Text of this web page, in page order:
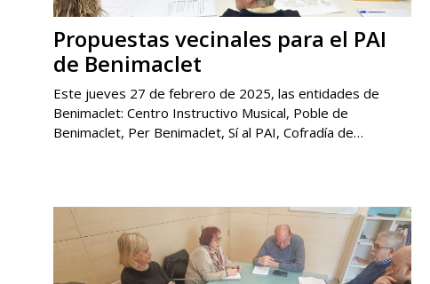
Propuestas vecinales para el PAI
de Benimaclet
Este jueves 27 de febrero de 2025, las entidades de
Benimaclet: Centro Instructivo Musical, Poble de
Benimaclet, Per Benimaclet, Sí al PAI, Cofradía de…